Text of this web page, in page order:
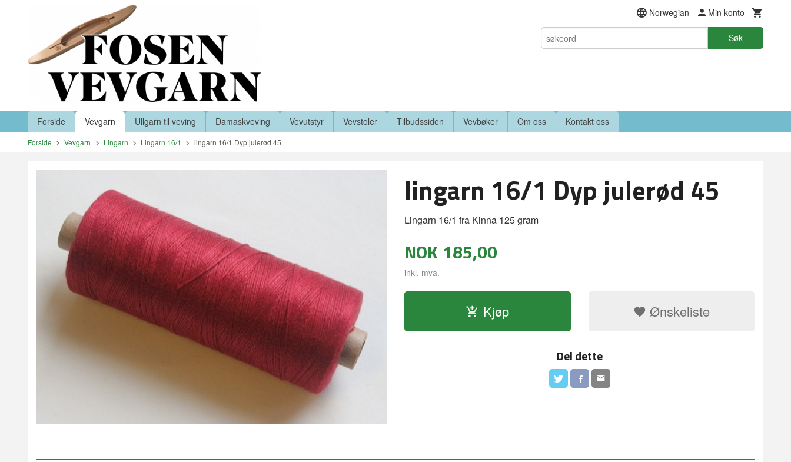
Norwegian Min konto
Søk
Produkter
Forside Vevgarn Ullgarn til veving Damaskveving Vevutstyr Vevstoler Tilbudssiden Vevbøker Om oss Kontakt oss
Forside Vevgarn Lingarn Lingarn 16/1 lingarn 16/1 Dyp julerød 45
lingarn 16/1 Dyp julerød 45
Lingarn 16/1 fra Kinna 125 gram
NOK 185,00
inkl. mva.
Kjøp Ønskeliste
Del dette